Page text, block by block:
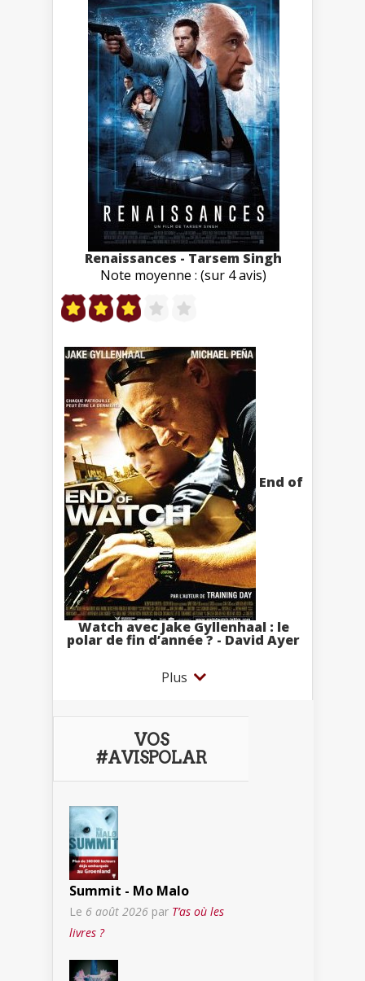
Renaissances - Tarsem Singh
Note moyenne : (sur 4 avis)
End of
Watch avec Jake Gyllenhaal : le
polar de fin d’année ? - David Ayer
Plus
VOS
#AVISPOLAR
Summit - Mo Malo
Le 6 août 2026 par T’as où les
livres ?